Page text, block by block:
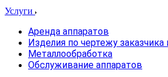
Услуги
Аренда аппаратов
Изделия по чертежу
Металлообработка
Обслуживание аппаратов